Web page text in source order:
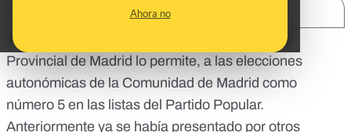
Ahora no
Toni Cantó se presentará,
si la Junta Electoral
Provincial de Madrid lo permite, a las elecciones
autonómicas de la Comunidad de Madrid como
número 5 en las listas del Partido Popular.
Anteriormente ya se había presentado por otros